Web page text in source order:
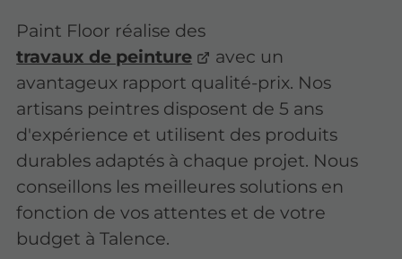
Paint Floor réalise des
travaux de peinture
avec un
avantageux rapport qualité-prix. Nos
artisans peintres disposent de 5 ans
d'expérience et utilisent des produits
durables adaptés à chaque projet. Nous
conseillons les meilleures solutions en
fonction de vos attentes et de votre
budget à Talence.